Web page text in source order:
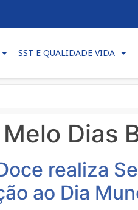
SST E QUALIDADE VIDA
Dias
realiza
ao Dia